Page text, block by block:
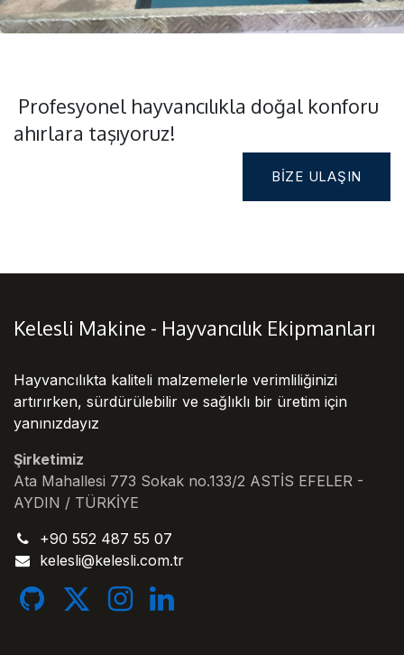
Profesyonel hayvancılıkla doğal konforu
ahırlara taşıyoruz!
BIZE ULAŞIN
Kelesli Makine - Hayvancılık Ekipmanları
Hayvancılıkta kaliteli malzemelerle verimliliğinizi
artırırken, sürdürülebilir ve sağlıklı bir üretim için
yanınızdayız
Şirketimiz
Ata Mahallesi 773 Sokak no.133/2 ASTİS EFELER -
AYDIN / TÜRKİYE
+90 552 487 55 07
kelesli@kelesli.com.tr